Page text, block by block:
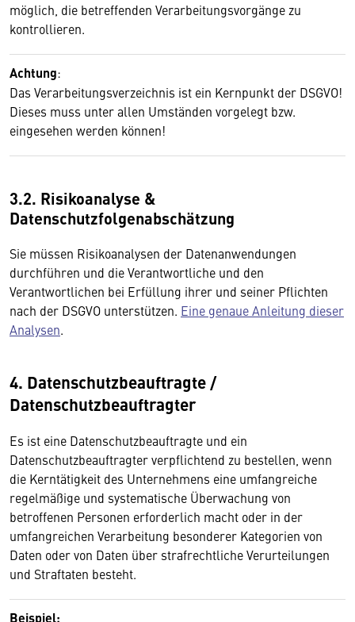
möglich, die betreffenden Verarbeitungsvorgänge zu
kontrollieren.
Achtung:
Das Verarbeitungsverzeichnis ist ein Kernpunkt der DSGVO!
Dieses muss unter allen Umständen vorgelegt bzw.
eingesehen werden können!
3.2. Risikoanalyse &
Datenschutzfolgenabschätzung
Sie müssen Risikoanalysen der Datenanwendungen
durchführen und die Verantwortliche und den
Verantwortlichen bei Erfüllung ihrer und seiner Pflichten
nach der DSGVO unterstützen. Eine genaue Anleitung dieser
Analysen.
4. Datenschutzbeauftragte /
Datenschutzbeauftragter
Es ist eine Datenschutzbeauftragte und ein
Datenschutzbeauftragter verpflichtend zu bestellen, wenn
die Kerntätigkeit des Unternehmens eine umfangreiche
regelmäßige und systematische Überwachung von
betroffenen Personen erforderlich macht oder in der
umfangreichen Verarbeitung besonderer Kategorien von
Daten oder von Daten über strafrechtliche Verurteilungen
und Straftaten besteht.
Beispiel: